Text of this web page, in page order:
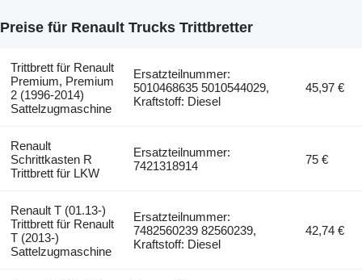
Preise für Renault Trucks Trittbretter
Trittbrett für Renault
Premium, Premium
2 (1996-2014)
Sattelzugmaschine
Ersatzteilnummer:
5010468635 5010544029,
Kraftstoff: Diesel
45,97 €
Renault
Schrittkasten R
Trittbrett für LKW
Ersatzteilnummer:
7421318914
75 €
Renault T (01.13-)
Trittbrett für Renault
T (2013-)
Sattelzugmaschine
Ersatzteilnummer:
7482560239 82560239,
Kraftstoff: Diesel
42,74 €